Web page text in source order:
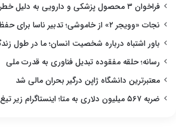
فراخوان ۳ محصول پزشکی و دارویی به دلیل خطرهای کیفی و ایمنی
نجات «وویجر ۲» از خاموشی؛ تدبیر ناسا برای حفظ کاوشگر ۴۸ ساله
باور اشتباه درباره شخصیت انسان؛ ما در طول
رسانه؛ حلقه مفقوده تبدیل فناوری به قدرت ملی
معتبرترین دانشگاه ژاپن درگیر بحران مالی شد
ضربه ۵۶۷ میلیون دلاری به متا؛ اینستاگرام زیر تیغ دادگاه